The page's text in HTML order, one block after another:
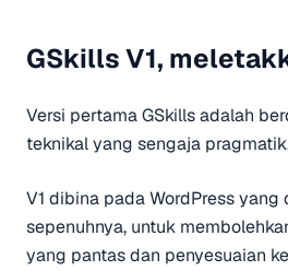
GSkills V1,
Versi pertama GSkills adalah
teknikal yang sengaja
V1 dibina pada WordPress yang
sepenuhnya, untuk
yang pantas dan penyesuaian